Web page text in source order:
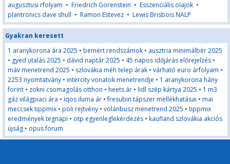
augusztusi rfolyam • Friedrich Gorenstein • Esszenciális olajok •
plantronics dave shull • Ramon Estevez • Lewis Brisbois NALP
Gyakran keresett
1 aranykorona ára 2025 • bemért rendszámok • ausztria minimálbér 2025
• gyed utalás 2025 • dávid naptár 2025 • 45 napos időjárás előrejelzés •
máv menetrend 2025 • szlovákia méh telep árak • várható euro árfolyam •
2253 nyomtatvány • intercity vonatok menetrendje • 1 aranykorona hány
forint • zokni csomagolás otthon • heets ár • lidl szép kártya 2025 • 1 m3
gáz világpiaci ára • iqos iluma ár •fresubin tápszer mellékhatásai • mai
meccsek tippmix • pöli rejtvény • volánbusz menetrend 2025 • tippmix
eredmények tegnapi • otp egyenleglekérdezés • kaufland szlovákia akciós
újság • opus forum